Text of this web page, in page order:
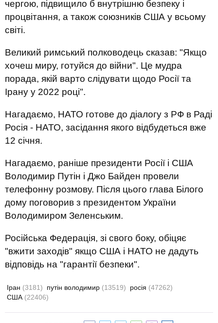
чергою, підвищило б внутрішню безпеку і
процвітання, а також союзників США у всьому
світі.
Великий римський полководець сказав: "Якщо
хочеш миру, готуйся до війни". Це мудра
порада, якій варто слідувати щодо Росії та
Ірану у 2022 році".
Нагадаємо, НАТО готове до діалогу з РФ в Раді
Росія - НАТО, засідання якого відбудеться вже
12 січня.
Нагадаємо, раніше президенти Росії і США
Володимир Путін і Джо Байден провели
телефонну розмову. Після цього глава Білого
дому поговорив з президентом України
Володимиром Зеленським.
Російська Федерація, зі свого боку, обіцяє
"вжити заходів" якщо США і НАТО не дадуть
відповідь на "гарантії безпеки".
Іран (3181) путін володимир (13519) росія (47262)
США (22406)